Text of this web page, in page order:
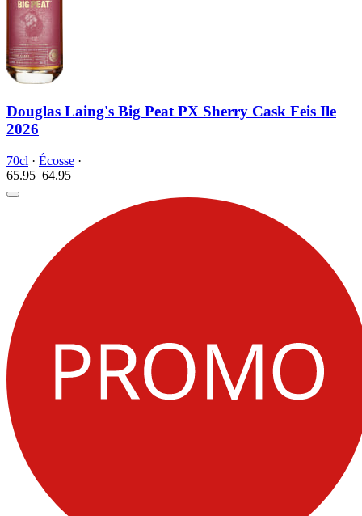
Douglas Laing's Big Peat PX Sherry Cask Feis Ile
2026
70cl · Écosse ·
65.95 64.95